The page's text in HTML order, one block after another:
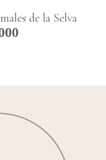
de la Selva